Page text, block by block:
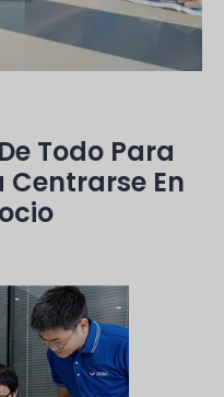
Todo Para
Centrarse En